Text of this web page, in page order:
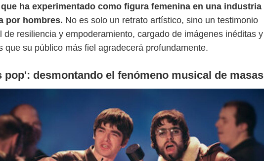
ha experimentado como figura femenina en una industria
por hombres. No es solo un retrato artístico, sino un testimonio
de resiliencia y empoderamiento, cargado de imágenes inéditas y
que su público más fiel agradecerá profundamente.
pop': desmontando el fenómeno musical de masas